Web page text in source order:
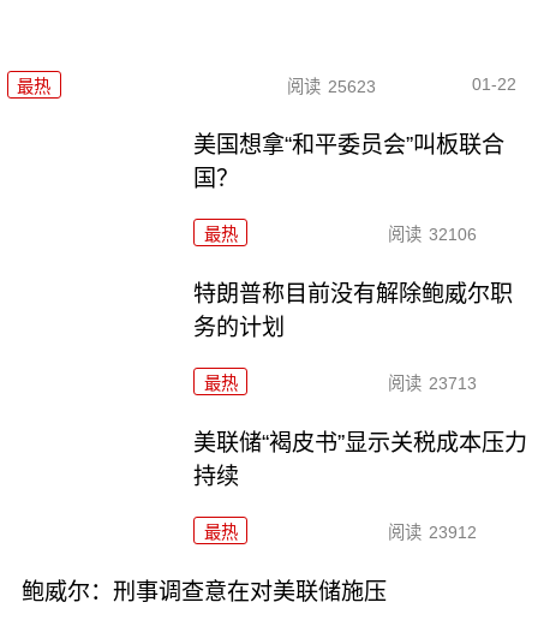
最热 阅读 25623 01-22
美国想拿“和平委员会”叫板联合
国？
最热 阅读 32106
特朗普称目前没有解除鲍威尔职
务的计划
最热 阅读 23713
美联储“褐皮书”显示关税成本压力
持续
最热 阅读 23912
鲍威尔：刑事调查意在对美联储施压